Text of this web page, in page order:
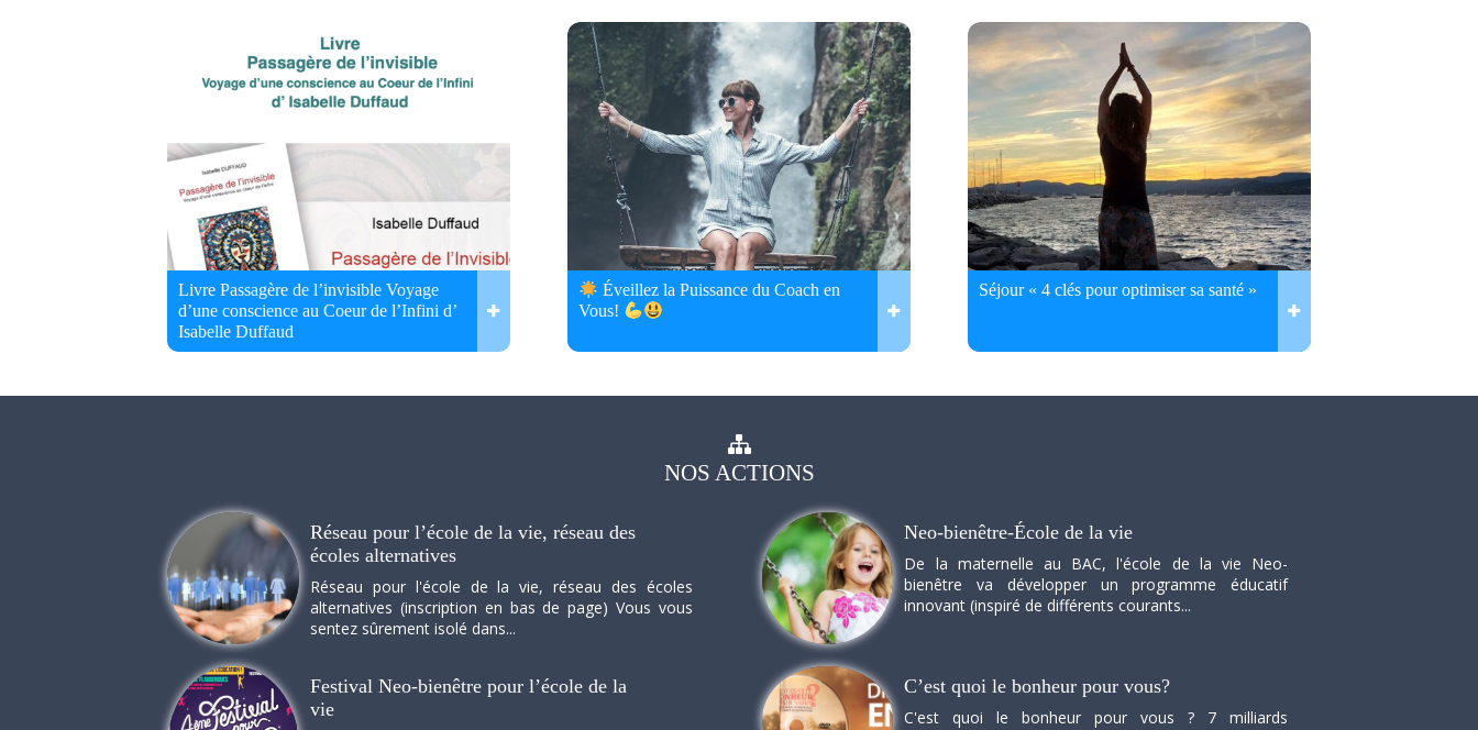
Livre Passagère de l’invisible Voyage
d’une conscience au Coeur de l’Infini d’
Isabelle Duffaud
Éveillez la Puissance du Coach en
Vous!
Séjour « 4 clés pour optimiser sa santé »
NOS ACTIONS
Réseau pour l’école de la vie, réseau des
écoles alternatives
Réseau pour l'école de la vie, réseau des écoles
alternatives (inscription en bas de page) Vous vous
sentez sûrement isolé dans...
Neo-bienêtre-École de la vie
De la maternelle au BAC, l'école de la vie Neo-
bienêtre va développer un programme éducatif
innovant (inspiré de différents courants...
Festival Neo-bienêtre pour l’école de la
vie
C’est quoi le bonheur pour vous?
C'est quoi le bonheur pour vous ? 7 milliards